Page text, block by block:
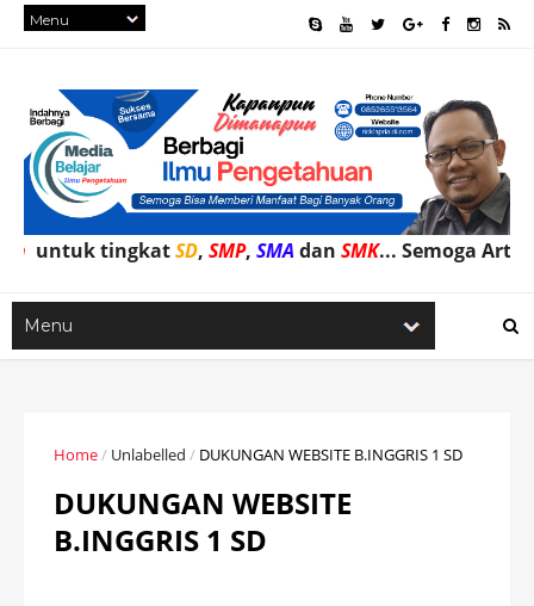
tingkatSD,SMP,SMAdanSMK... Semoga Artikel
Home/ Unlabelled / DUKUNGAN WEBSITE B.INGGRIS 1 SD
DUKUNGAN WEBSITE
B.INGGRIS 1 SD